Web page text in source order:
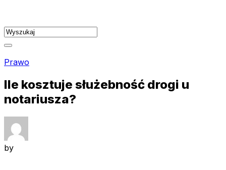
content
Prawo
Ile kosztuje służebność drogi u
notariusza?
by